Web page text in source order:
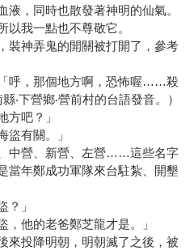
，同時也散發著神明的仙氣。
我一點也不尊敬它。
裝神弄鬼的開關被打開了，參考
呼，那個地方啊，恐怖喔……殺
‧下營鄉‧營前村的台語發音。）
方吧？」
盜有關。」
中營、新營、左營……這些名字
當年鄭成功軍隊來台駐紮、開墾
」
，他的老爸鄭芝龍才是。」
來投降明朝，明朝滅了之後，被